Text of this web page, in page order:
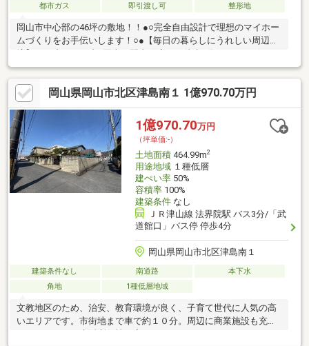
都市ガス
即引渡し可 整形地
岡山市中心部の46坪の敷地！！●○完全自由設計で理想のマイホー
ムづくりをお手伝いします！○●【毎日の暮らしにうれしい周辺環
境】■セブンイレブン岡山三門東町店まで徒歩3分■トマト銀行三
門支店まで徒歩3分■奉還町商店街まで西口徒歩5分■ザグザグ三門
店まで徒歩11分■ニシナフードバスケット三門店まで徒歩12分■コ
ーナン高柳店まで徒歩11分■イオンモール岡山まで徒歩20分■三門
小学校まで徒歩7分■三門保育園まで徒歩9分☆岡山市北区下伊
福、下伊福本町、下伊福西町をお探しの方もぜひご検討ください♪
岡山県岡山市北区津島南１ 1億970.70万円
1億970.70万円
（坪単価:-）
土地面積464.99m2
用途地域１種低層
建ぺい率50%
容積率100%
建築条件なし
ＪＲ津山線 法界院駅 バス3分/「武
道館口」バス停 停歩4分
岡山県岡山市北区津島南１
建築条件なし 南道路
本下水
角地
1種低層地域
文教地区のため、治安、教育環境が良く、子育て世代に人気の高
いエリアです。市街地まで車で約１０分。周辺に商業施設も充実